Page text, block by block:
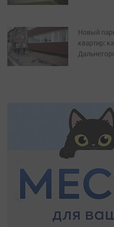
Новый
квартир: